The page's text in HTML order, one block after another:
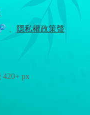
、
隱私權政策聲
420+ px